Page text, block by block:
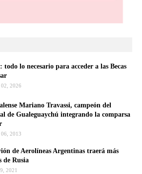
todo lo necesario para acceder a las Becas
2026
Mariano Travassi, campeón del
de Gualeguaychú integrando la comparsa
2013
de Aerolíneas Argentinas traerá más
de Rusia
2021